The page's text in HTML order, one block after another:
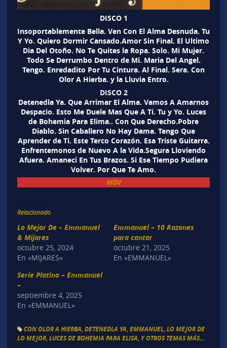
DISCO 1
Insoportablemente Bella. Ven Con El Alma Desnuda. Tu
Y Yo. Quiero Dormir Cansado.Amor Sin Final. El Ultimo
Dia Del Otoño. No Te Quites la Ropa. Solo. Mi Mujer.
Todo Se Derrumbo Dentro de Mi. Maria Del Angel.
Tengo. Enredadito Por Tu Cintura. Al Final. Sera. Con
Olor A Hierba. y la Lluvia Entro.
DISCO 2
Detenedla Ya. Que Arrimar El Alma. Vamos A Amarnos
Despacio. Esto Me Duele Mas Que A Ti. Tu y Yo. Luces
de Bohemia Para Elima.. Con Que Derecho.Pobre
Diablo. Sin Caballero No Hay Dama. Tengo Que
Aprender de Ti. Este Terco Corazón. Esa Triste Guitarra.
Enfrentemonos de Nuevo A la Vida.Segura Lloviendo
Afuera. Amaneci En Tus Brazos. Si Ese Tiempo Pudiera
Volver. Por Que Te Amo.
MDV
Relacionado
Lo Mejor De – Emmanuel
& Mijares
octubre 25, 2024
En «MIJARES»
Emmanuel – 10 Razones
para cantar
octubre 21, 2025
En «EMMANUEL»
Serie Platino – Emmanuel
–
septiembre 4, 2025
En «EMMANUEL»
CON OLOR A HIERBA DETENEDLA YA EMMANUEL, LO MEJOR DE
LO MEJOR, LUCES DE BOHEMIA PARA ELISA Y OTROS TEMAS MÁS...